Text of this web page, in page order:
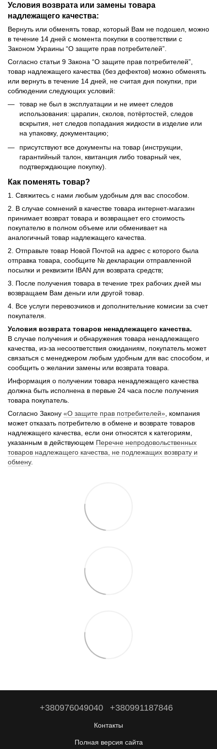
Условия возврата или замены товара
надлежащего качества:
Вернуть или обменять товар, который Вам не подошел, можно
в течение 14 дней с момента покупки в соответствии с
Законом Украины “О защите прав потребителей”.
Согласно статьи 9 Закона “О защите прав потребителей”,
товар надлежащего качества (без дефектов) можно обменять
или вернуть в течение 14 дней, не считая дня покупки, при
соблюдении следующих условий:
товар не был в эксплуатации и не имеет следов
использования: царапин, сколов, потёртостей, следов
вскрытия, нет следов попадания жидкости в изделие или
на упаковку, документацию;
присутствуют все документы на товар (инструкции,
гарантийный талон, квитанция либо товарный чек,
подтверждающие покупку).
Как поменять товар?
1. Свяжитесь с нами любым удобным для вас способом.
2. В случае сомнений в качестве товара интернет-магазин
принимает возврат товара и возвращает его стоимость
покупателю в полном объеме или обменивает на
аналогичный товар надлежащего качества.
2. Отправьте товар Новой Почтой на адрес с которого была
отправка товара, сообщите № декларации отправленной
посылки и реквизити IBAN для возврата средств;
3. После получения товара в течение трех рабочих дней мы
возвращаем Вам деньги или другой товар.
4. Все услуги перевозчиков и дополнительние комисии за счет
покупателя.
Условия возврата товаров ненадлежащего качества.
В случае получения и обнаружения товара ненадлежащего
качества, из-за несоответствия ожиданиям, покупатель может
связаться с менеджером любым удобным для вас способом, и
сообщить о желании замены или возврата товара.
Информация о получении товара ненадлежащего качества
должна быть исполнена в первые 24 часа после получения
товара покупатель.
Согласно Закону «О защите прав потребителей» , компания
может отказать потребителю в обмене и возврате товаров
надлежащего качества, если они относятся к категориям,
указанным в действующем Перечне непродовольственных
товаров надлежащего качества, не подлежащих возврату и
обмену.
+380976049040 +380991187846
Контакты
Полная версия сайта